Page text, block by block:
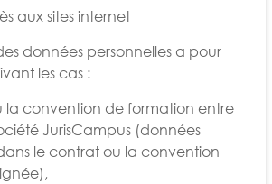
aux sites internet
données personnelles a pour
les cas :
la convention de formation entre
JurisCampus (données
le contrat ou la convention